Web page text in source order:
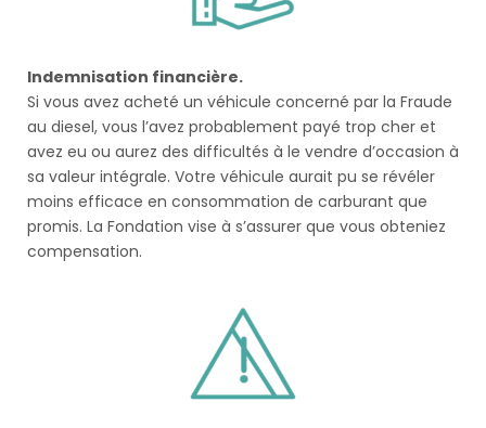
Indemnisation financière.
Si vous avez acheté un véhicule concerné par la Fraude
au diesel, vous l’avez probablement payé trop cher et
avez eu ou aurez des difficultés à le vendre d’occasion à
sa valeur intégrale. Votre véhicule aurait pu se révéler
moins efficace en consommation de carburant que
promis. La Fondation vise à s’assurer que vous obteniez
compensation.